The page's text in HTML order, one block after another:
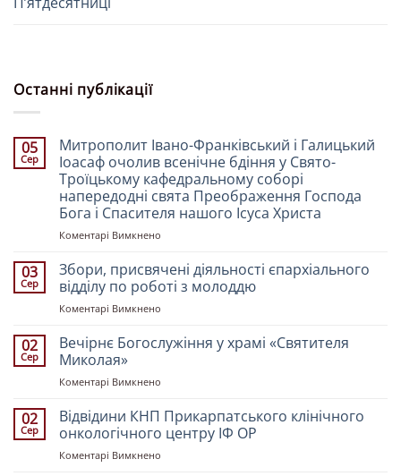
Останні публікації
05
Сер
Митрополит Івано-Франківський і Галицький
Іоасаф очолив всенічне бдіння у Свято-
Троїцькому кафедральному соборі
напередодні свята Преображення Господа
Бога і Спасителя нашого Ісуса Христа
Коментарі Вимкнено
Івано-
Франківський
і
очолив
всенічне
Троїцькому
кафедральному
03
Сер
Збори, присвячені діяльності єпархіального
відділу по роботі з молоддю
Коментарі Вимкнено
присвячені
діяльності
роботі
молоддю
02
Сер
Вечірнє Богослужіння у храмі «Святителя
Миколая»
Коментарі Вимкнено
Богослужіння
храмі
02
Сер
Відвідини КНП Прикарпатського клінічного
онкологічного центру ІФ ОР
Коментарі Вимкнено